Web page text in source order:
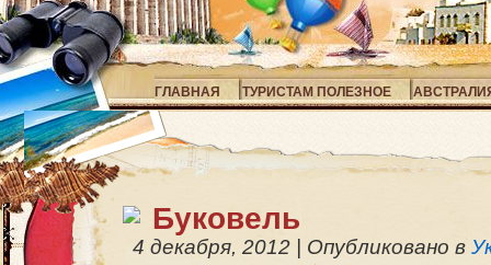
ГЛАВНАЯ ТУРИСТАМ ПОЛЕЗНОЕ
Буковель
4 декабря, 2012 Опубликовано в